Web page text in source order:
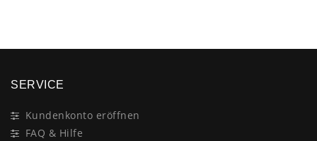
SERVICE
Kundenkonto eröffnen
FAQ & Hilfe